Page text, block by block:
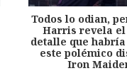
Todos lo odian,
Harris revela el
detalle que
este polémico
Iron